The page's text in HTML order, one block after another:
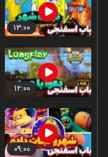
۱۳:۰۰
۱۲:۰۰
۰۹:۰۰